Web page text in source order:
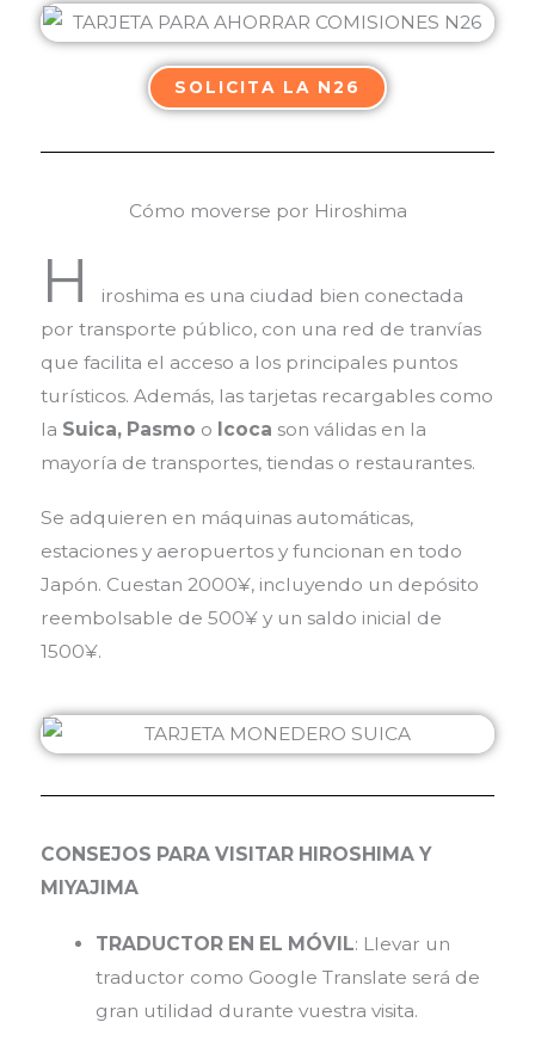
SOLICITA LA N26
Cómo moverse por Hiroshima
H
iroshima es una ciudad bien conectada
por transporte público, con una red de tranvías
que facilita el acceso a los principales puntos
turísticos. Además, las tarjetas recargables como
la Suica, Pasmo o Icoca son válidas en la
mayoría de transportes, tiendas o restaurantes.
Se adquieren en máquinas automáticas,
estaciones y aeropuertos y funcionan en todo
Japón. Cuestan 2000¥, incluyendo un depósito
reembolsable de 500¥ y un saldo inicial de
1500¥.
CONSEJOS PARA VISITAR HIROSHIMA Y
MIYAJIMA
TRADUCTOR EN EL MÓVIL: Llevar un
traductor como Google Translate será de
gran utilidad durante vuestra visita.